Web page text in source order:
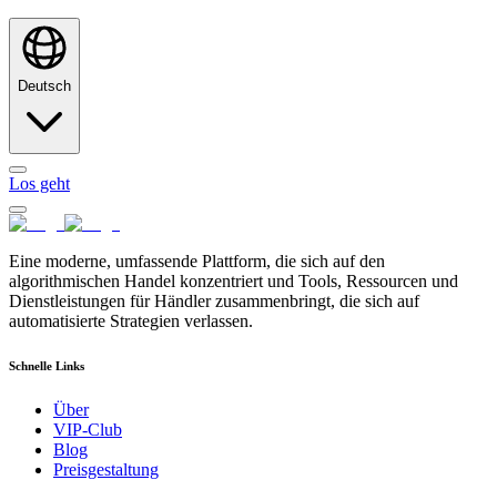
Deutsch
Los geht
Eine moderne, umfassende Plattform, die sich auf den
algorithmischen Handel konzentriert und Tools, Ressourcen und
Dienstleistungen für Händler zusammenbringt, die sich auf
automatisierte Strategien verlassen.
Schnelle Links
Über
VIP-Club
Blog
Preisgestaltung